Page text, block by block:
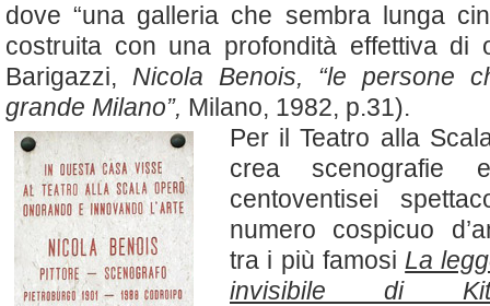
dove “una galleria che sembra lunga
costruita con una profondità effettiva di
Barigazzi, Nicola Benois, “le persone
grande Milano”, Milano, 1982, p.31).
Per il Teatro alla
crea scenografie
centoventisei
numero cospicuo
tra i più famosi La
invisibile di